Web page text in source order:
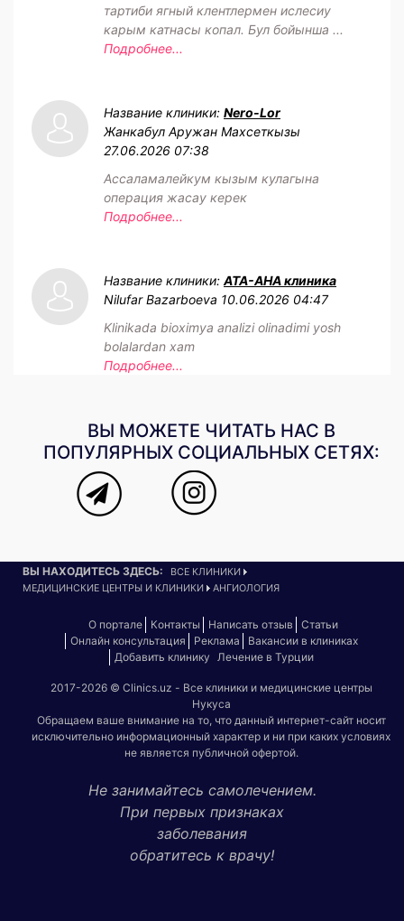
тартиби ягный клентлермен ислесиу
карым катнасы копал. Бул бойынша ...
Подробнее...
Название клиники: Nero-Lor
Жанкабул Аружан Махсеткызы
27.06.2026 07:38
Ассаламалейкум кызым кулагына
операция жасау керек
Подробнее...
Название клиники: АТА-АНА клиника
Nilufar Bazarboeva 10.06.2026 04:47
Klinikada bioximya analizi olinadimi yosh
bolalardan xam
Подробнее...
ВЫ МОЖЕТЕ ЧИТАТЬ НАС В
ПОПУЛЯРНЫХ СОЦИАЛЬНЫХ СЕТЯХ:
ВЫ НАХОДИТЕСЬ ЗДЕСЬ:
ВСЕ КЛИНИКИ
МЕДИЦИНСКИЕ ЦЕНТРЫ И КЛИНИКИ
АНГИОЛОГИЯ
О портале Контакты Написать отзыв
Статьи
Онлайн консультация
Реклама
Вакансии в клиниках
Добавить клинику
Лечение в Турции
2017-2026 © Clinics.uz - Все клиники и медицинские центры
Нукуса
Обращаем ваше внимание на то, что данный интернет-сайт носит
исключительно информационный характер и ни при каких условиях
не является публичной офертой.
Не занимайтесь самолечением.
При первых признаках
заболевания
обратитесь к врачу!